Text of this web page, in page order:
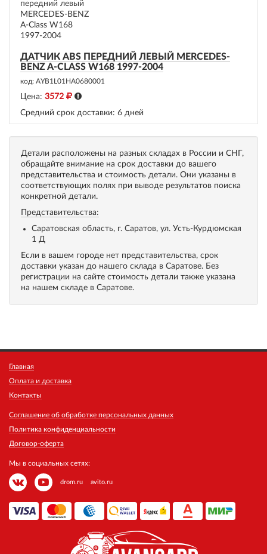
ДАТЧИК ABS ПЕРЕДНИЙ ЛЕВЫЙ MERCEDES-
BENZ A-CLASS W168 1997-2004
код: AYB1L01HA0680001
Цена: 3572
Средний срок доставки: 6 дней
Детали расположены на разных складах в России и СНГ,
обращайте внимание на срок доставки до вашего
представительства и стоимость детали. Они указаны в
соответствующих полях при выводе результатов поиска
конкретной детали.
Представительства:
Саратовская область, г. Саратов, ул. Усть-Курдюмская
1 Д
Если в вашем городе нет представительства, срок
доставки указан до нашего склада в Саратове. Без
регистрации на сайте стоимость детали также указана
на нашем складе в Саратове.
Главная
Оплата и доставка
Контакты
Соглашение об обработке персональных данных
Политика конфиденциальности
Договор-оферта
Мы в социальных сетях:
drom.ru avito.ru